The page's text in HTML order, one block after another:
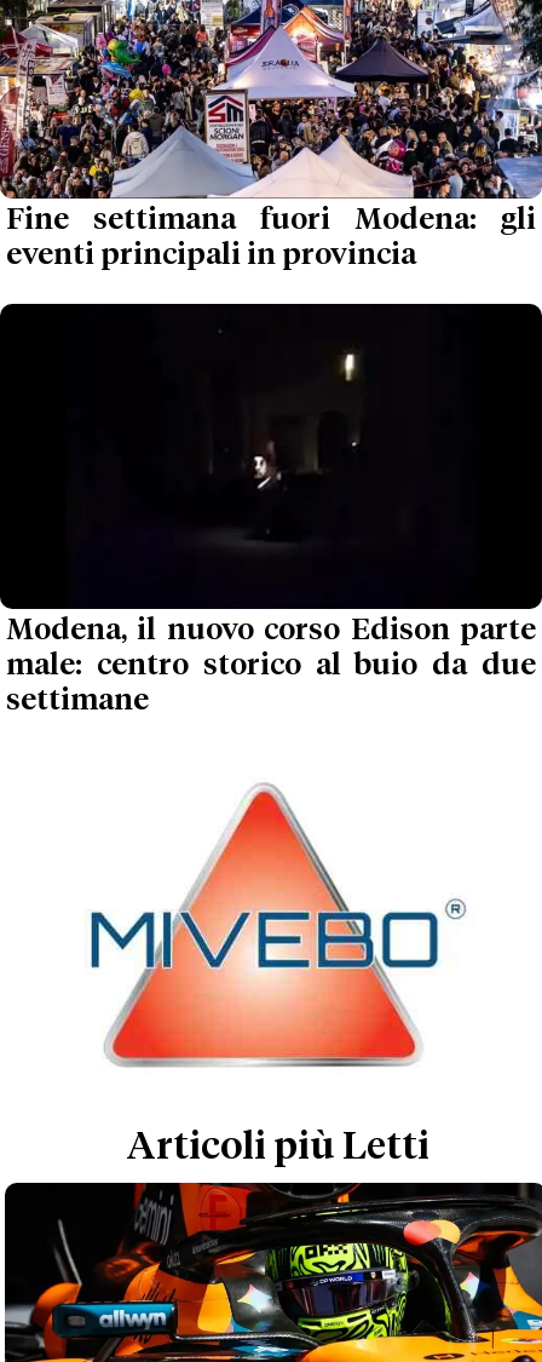
Fine settimana fuori Modena: gli
eventi principali in provincia
Modena, il nuovo corso Edison parte
male: centro storico al buio da due
settimane
Articoli più Letti